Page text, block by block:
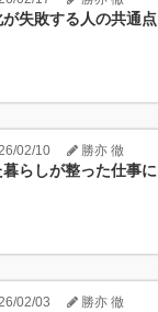
失敗する人の共通点
02/10 勝亦 徹
らしが整った仕事に
02/03 勝亦 徹